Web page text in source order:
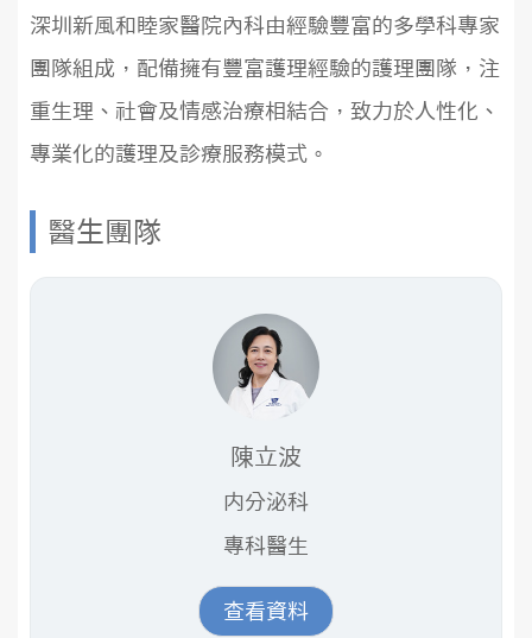
深圳新風和睦家醫院內科由經驗豐富的多學科專家
團隊組成，配備擁有豐富護理經驗的護理團隊，注
重生理、社會及情感治療相結合，致力於人性化、
專業化的護理及診療服務模式。
醫生團隊
陳立波
内分泌科
專科醫生
查看資料